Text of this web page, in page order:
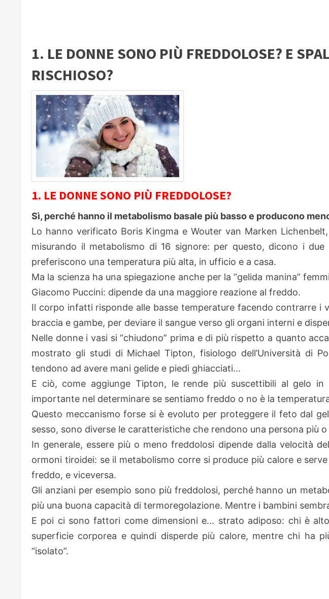
1. LE DONNE SONO PIÙ FREDDOLOSE? E
RISCHIOSO?
1. LE DONNE SONO PIÙ FREDDOLOSE?
Sì, perché hanno il metabolismo basale più basso e producono
Lo hanno verificato Boris Kingma e Wouter van Marken
misurando il metabolismo di 16 signore: per questo, dicono i
preferiscono una temperatura più alta, in ufficio e a casa.
Ma la scienza ha una spiegazione anche per la “gelida manina”
Giacomo Puccini: dipende da una maggiore reazione al freddo.
Il corpo infatti risponde alle basse temperature facendo contrarre i
braccia e gambe, per deviare il sangue verso gli organi interni e
Nelle donne i vasi si “chiudono” prima e di più rispetto a quanto
mostrato gli studi di Michael Tipton, fisiologo dell’Università di
tendono ad avere mani gelide e piedi ghiacciati...
E ciò, come aggiunge Tipton, le rende più suscettibili al gelo in
importante nel determinare se sentiamo freddo o no è la
Questo meccanismo forse si è evoluto per proteggere il feto dal
sesso, sono diverse le caratteristiche che rendono una persona più o
In generale, essere più o meno freddolosi dipende dalla velocità
ormoni tiroidei: se il metabolismo corre si produce più calore e
freddo, e viceversa.
Gli anziani per esempio sono più freddolosi, perché hanno un
più una buona capacità di termoregolazione. Mentre i bambini
E poi ci sono fattori come dimensioni e... strato adiposo: chi è
superficie corporea e quindi disperde più calore, mentre chi ha
“isolato”.